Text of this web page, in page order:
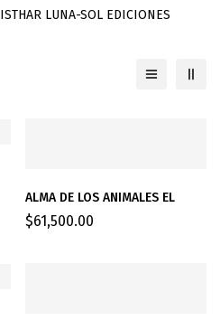
ISTHAR LUNA-SOL EDICIONES
ALMA DE LOS ANIMALES EL
$61,500.00